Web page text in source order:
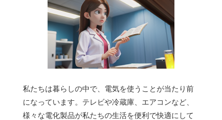
私たちは暮らしの中で、電気を使うことが当たり前
になっています。テレビや冷蔵庫、エアコンなど、
様々な電化製品が私たちの生活を便利で快適にして